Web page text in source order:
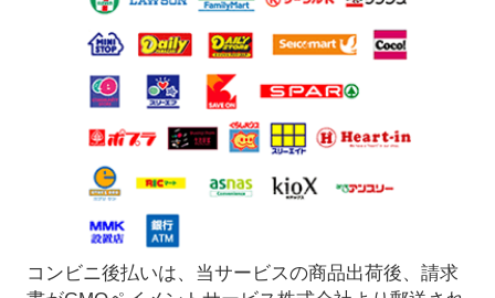
コンビニ後払いは、当サービスの商品出荷後、請求